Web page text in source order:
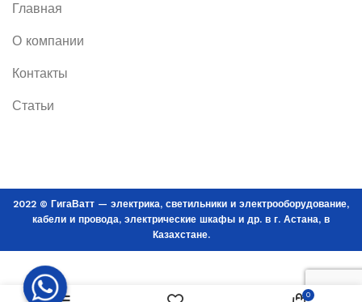
Главная
О компании
Контакты
Статьи
2022 © ГигаВатт — электрика, светильники и электрооборудование,
кабели и провода, электрические шкафы и др. в г. Астана, в
Казахстане.
светильник LED
В КОРЗИНУ
0